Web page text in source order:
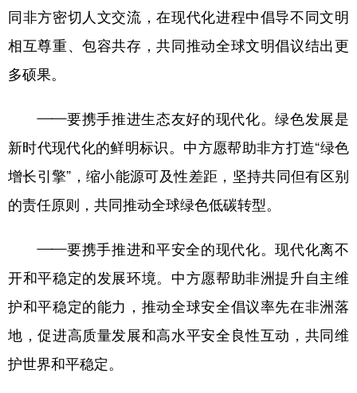
同非方密切人文交流，在现代化进程中倡导不同文明
相互尊重、包容共存，共同推动全球文明倡议结出更
多硕果。
——要携手推进生态友好的现代化。绿色发展是
新时代现代化的鲜明标识。中方愿帮助非方打造“绿色
增长引擎”，缩小能源可及性差距，坚持共同但有区别
的责任原则，共同推动全球绿色低碳转型。
——要携手推进和平安全的现代化。现代化离不
开和平稳定的发展环境。中方愿帮助非洲提升自主维
护和平稳定的能力，推动全球安全倡议率先在非洲落
地，促进高质量发展和高水平安全良性互动，共同维
护世界和平稳定。